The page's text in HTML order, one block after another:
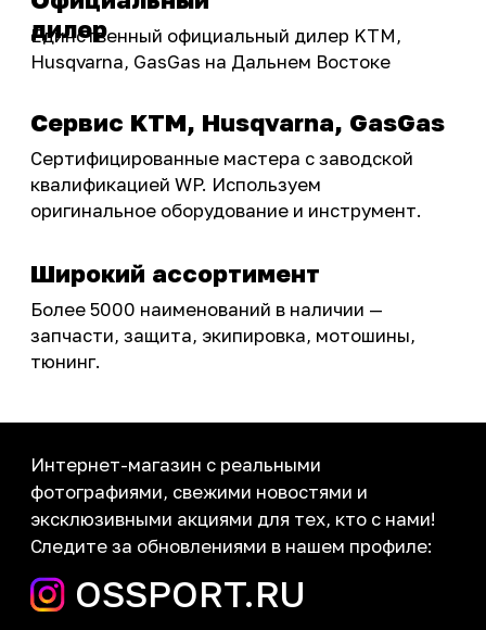
О НАС
Акции
Доставка
Возврат товаров
Мотомагазин
Новости
ПОКУПАТЕЛЮ
запчасти шины экипировка